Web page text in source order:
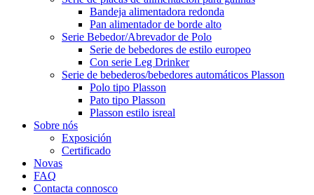
Bandeja alimentadora redonda
Pan alimentador de borde alto
Serie Bebedor/Abrevador de Polo
Serie de bebedores de estilo europeo
Con serie Leg Drinker
Serie de bebederos/bebedores automáticos Plasson
Polo tipo Plasson
Pato tipo Plasson
Plasson estilo isreal
Sobre nós
Exposición
Certificado
Novas
FAQ
Contacta connosco